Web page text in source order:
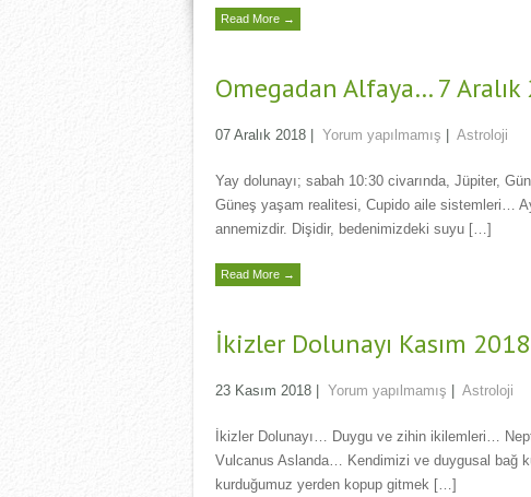
Read More →
Omegadan Alfaya… 7 Aralık
07 Aralık 2018 Yorum yapılmamış Astroloji
Yay dolunayı; sabah 10:30 civarında, Jüpiter,
Güneş yaşam realitesi, Cupido aile sistemleri…
annemizdir. Dişidir, bedenimizdeki suyu […]
Read More →
İkizler Dolunayı Kasım 2018
23 Kasım 2018 Yorum yapılmamış Astroloji
İkizler Dolunayı… Duygu ve zihin ikilemleri…
Vulcanus Aslanda… Kendimizi ve duygusal bağ
kurduğumuz yerden kopup gitmek […]